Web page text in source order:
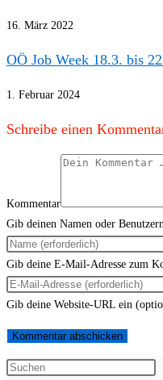
16. März 2022
OÖ Job Week 18.3. bis
1. Februar 2024
Schreibe einen
Kommentar
Gib deinen Namen oder
Gib deine E-Mail-Adresse zum
Gib deine Website-URL ein